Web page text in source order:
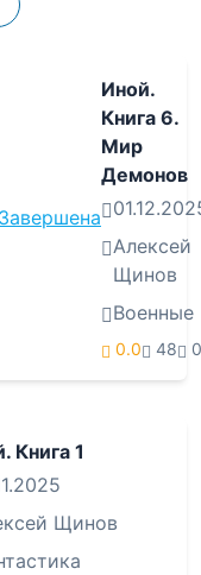
Завершена
Иной.
Книга 6.
Мир
Демонов
Алексей
Щинов
Военные
0.0 48 0
Книга 1
Щинов